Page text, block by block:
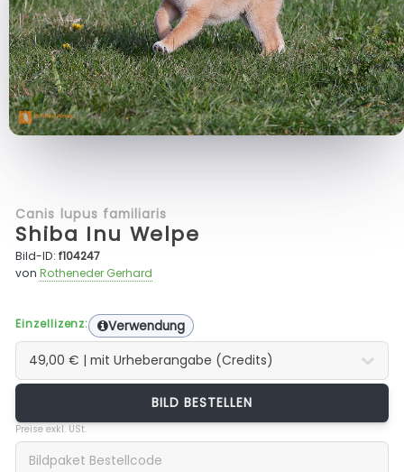
Canis lupus familiaris
Shiba Inu Welpe
Bild-ID:f104247
vonRotheneder Gerhard
Einzellizenz: Verwendung
BILD BESTELLEN
Preise exkl. USt.